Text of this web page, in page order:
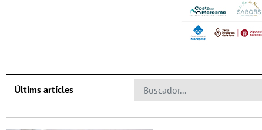
Últims artícles